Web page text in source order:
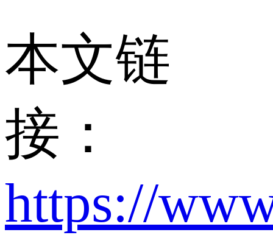
本文链
接：
https://